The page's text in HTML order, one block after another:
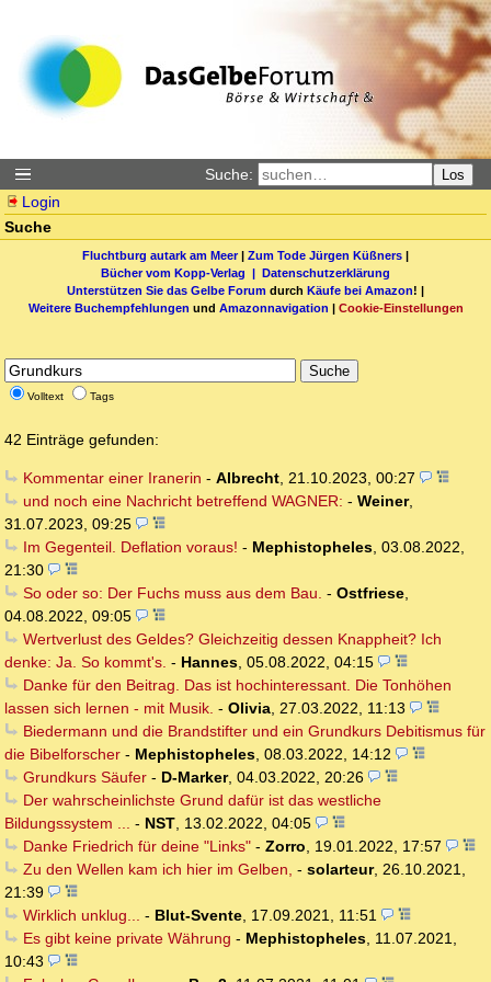
Suche: Los
Login
Suche
Fluchtburg autark am Meer| Zum Tode Jürgen Küßners |
Bücher vom Kopp-Verlag | Datenschutzerklärung
Unterstützen Sie das Gelbe Forum durch Käufe bei Amazon! |
Weitere Buchempfehlungen und Amazonnavigation | Cookie-Einstellungen
Suche
Volltext Tags
42 Einträge gefunden:
Kommentar einer Iranerin - Albrecht, 21.10.2023, 00:27
und noch eine Nachricht betreffend WAGNER: - Weiner,
31.07.2023, 09:25
Im Gegenteil. Deflation voraus! - Mephistopheles, 03.08.2022,
21:30
So oder so: Der Fuchs muss aus dem Bau. - Ostfriese,
04.08.2022, 09:05
Wertverlust des Geldes? Gleichzeitig dessen Knappheit? Ich
denke: Ja. So kommt's. - Hannes, 05.08.2022, 04:15
Danke für den Beitrag. Das ist hochinteressant. Die Tonhöhen
lassen sich lernen - mit Musik. - Olivia, 27.03.2022, 11:13
Biedermann und die Brandstifter und ein Grundkurs Debitismus für
die Bibelforscher - Mephistopheles, 08.03.2022, 14:12
Grundkurs Säufer- D-Marker, 04.03.2022, 20:26
Der wahrscheinlichste Grund dafür ist das westliche
Bildungssystem ... - NST, 13.02.2022, 04:05
Danke Friedrich für deine "Links"- Zorro, 19.01.2022, 17:57
Zu den Wellen kam ich hier im Gelben, - solarteur, 26.10.2021,
21:39
Wirklich unklug... - Blut-Svente, 17.09.2021, 11:51
Es gibt keine private Währung - Mephistopheles, 11.07.2021,
10:43